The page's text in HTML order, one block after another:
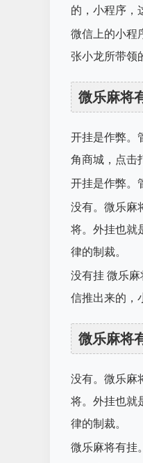
的，小程序，
微信上的小程
张小龙所带领
微乐麻将
开挂是作弊。
角商城，点击
开挂是作弊。
没有。微乐麻
将。外挂也就
律的制裁。
没有挂 微乐
信推出来的，
微乐麻将
没有。微乐麻
将。外挂也就
律的制裁。
微乐麻将有挂